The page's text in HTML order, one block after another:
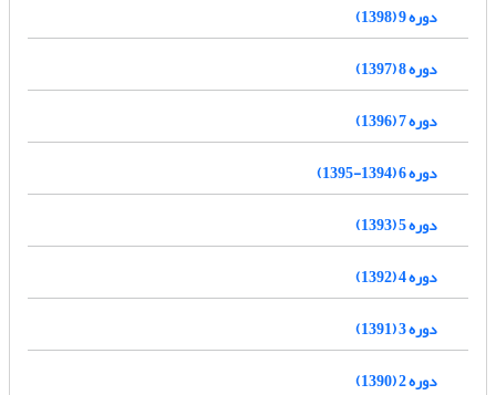
دوره 9 (1398)
دوره 8 (1397)
دوره 7 (1396)
دوره 6 (1394-1395)
دوره 5 (1393)
دوره 4 (1392)
دوره 3 (1391)
دوره 2 (1390)